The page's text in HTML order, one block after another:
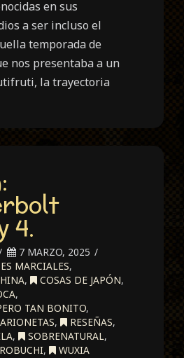
en sus
a ser incluso el
temporada de
nos presentaba a un
la trayectoria
4.
7 MARZO, 2025
MARCIALES,
, COSAS DE JAPÓN,
,
TAN BONITO,
, RESEÑAS,
, SOBRENATURAL,
, WUXIA